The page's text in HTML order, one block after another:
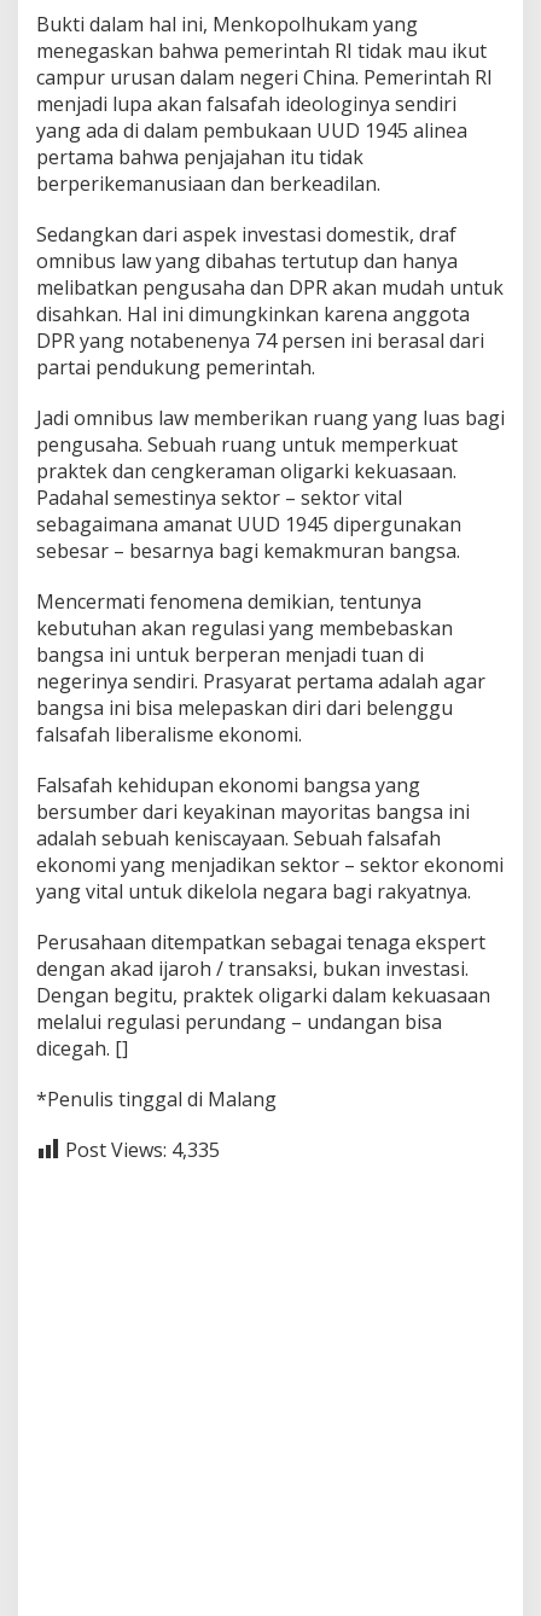
Bukti dalam hal ini, Menkopolhukam yang
menegaskan bahwa pemerintah RI tidak mau ikut
campur urusan dalam negeri China. Pemerintah RI
menjadi lupa akan falsafah ideologinya sendiri
yang ada di dalam pembukaan UUD 1945 alinea
pertama bahwa penjajahan itu tidak
berperikemanusiaan dan berkeadilan.
Sedangkan dari aspek investasi domestik, draf
omnibus law yang dibahas tertutup dan hanya
melibatkan pengusaha dan DPR akan mudah untuk
disahkan. Hal ini dimungkinkan karena anggota
DPR yang notabenenya 74 persen ini berasal dari
partai pendukung pemerintah.
Jadi omnibus law memberikan ruang yang luas bagi
pengusaha. Sebuah ruang untuk memperkuat
praktek dan cengkeraman oligarki kekuasaan.
Padahal semestinya sektor – sektor vital
sebagaimana amanat UUD 1945 dipergunakan
sebesar – besarnya bagi kemakmuran bangsa.
Mencermati fenomena demikian, tentunya
kebutuhan akan regulasi yang membebaskan
bangsa ini untuk berperan menjadi tuan di
negerinya sendiri. Prasyarat pertama adalah agar
bangsa ini bisa melepaskan diri dari belenggu
falsafah liberalisme ekonomi.
Falsafah kehidupan ekonomi bangsa yang
bersumber dari keyakinan mayoritas bangsa ini
adalah sebuah keniscayaan. Sebuah falsafah
ekonomi yang menjadikan sektor – sektor ekonomi
yang vital untuk dikelola negara bagi rakyatnya.
Perusahaan ditempatkan sebagai tenaga ekspert
dengan akad ijaroh / transaksi, bukan investasi.
Dengan begitu, praktek oligarki dalam kekuasaan
melalui regulasi perundang – undangan bisa
dicegah. []
*Penulis tinggal di Malang
Post Views: 4,335